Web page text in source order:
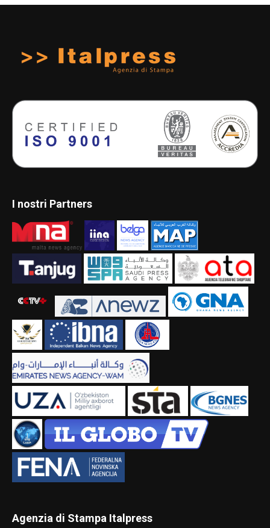
I nostri Partners
Agenzia di Stampa Italpress